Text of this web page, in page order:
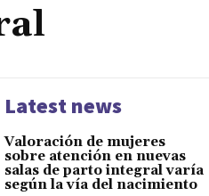
Latest news
Valoración de mujeres
sobre atención en nuevas
salas de parto integral varía
según la vía del nacimiento